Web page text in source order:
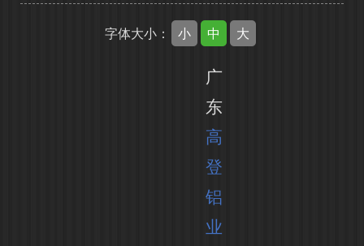
字体大小： 小 中 大
广
东
高
登
铝
业